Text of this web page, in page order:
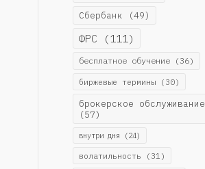
Сбербанк (49)
ФРС (111)
бесплатное обучение(36)
биржевые термины(30)
брокерское обслуживание
(57)
внутри дня (24)
волатильность (31)